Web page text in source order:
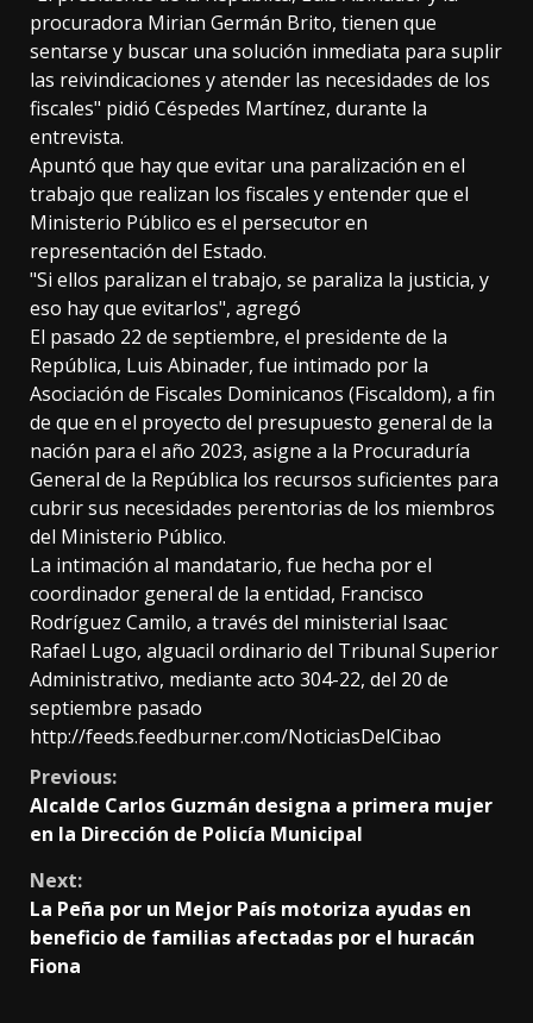
procuradora Mirian Germán Brito, tienen que
sentarse y buscar una solución inmediata para suplir
las reivindicaciones y atender las necesidades de los
fiscales" pidió Céspedes Martínez, durante la
entrevista.
Apuntó que hay que evitar una paralización en el
trabajo que realizan los fiscales y entender que el
Ministerio Público es el persecutor en
representación del Estado.
"Si ellos paralizan el trabajo, se paraliza la justicia, y
eso hay que evitarlos", agregó
El pasado 22 de septiembre, el presidente de la
República, Luis Abinader, fue intimado por la
Asociación de Fiscales Dominicanos (Fiscaldom), a fin
de que en el proyecto del presupuesto general de la
nación para el año 2023, asigne a la Procuraduría
General de la República los recursos suficientes para
cubrir sus necesidades perentorias de los miembros
del Ministerio Público.
La intimación al mandatario, fue hecha por el
coordinador general de la entidad, Francisco
Rodríguez Camilo, a través del ministerial Isaac
Rafael Lugo, alguacil ordinario del Tribunal Superior
Administrativo, mediante acto 304-22, del 20 de
septiembre pasado
http://feeds.feedburner.com/NoticiasDelCibao
Continue
Reading
Previous:
Alcalde Carlos Guzmán designa a primera mujer
en la Dirección de Policía Municipal
Next:
La Peña por un Mejor País motoriza ayudas en
beneficio de familias afectadas por el huracán
Fiona